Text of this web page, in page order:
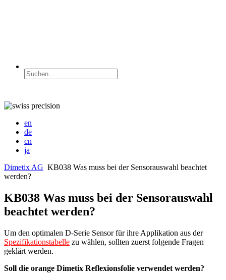
en
de
cn
ja
Dimetix AG KB038 Was muss bei der Sensorauswahl beachtet
werden?
KB038 Was muss bei der Sensorauswahl
beachtet werden?
Um den optimalen D-Serie Sensor für ihre Applikation aus der
Spezifikationstabelle zu wählen, sollten zuerst folgende Fragen
geklärt werden.
Soll die orange Dimetix Reflexionsfolie verwendet werden?